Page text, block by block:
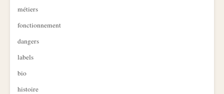
métiers
fonctionnement
dangers
labels
bio
histoire